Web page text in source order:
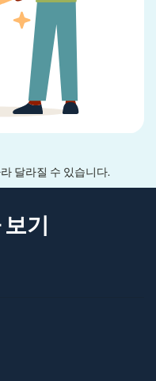
달라질 수 있습니다.
기